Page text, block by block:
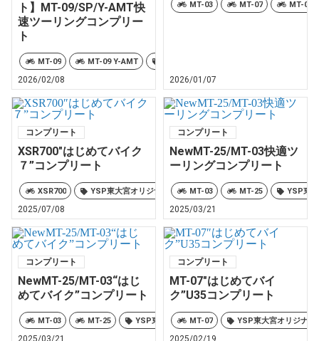
ト】MT-09/SP/Y-AMT快
速ツーリングコンプリー
ト
MT-09 MT-09 Y-AMT
2026/02/08
MT-03 MT-07 MT-07
2026/01/07
コンプリート
XSR700″はじめてバイク
７”コンプリート
XSR700 YSP東大宮オリジナル
2025/07/08
コンプリート
NewMT-25/MT-03快適ツ
ーリングコンプリート
MT-03 MT-25 YSP東
2025/03/21
コンプリート
NewMT-25/MT-03“はじ
めてバイク”コンプリート
MT-03 MT-25 YSP東大宮オリジナル
2025/03/21
コンプリート
MT-07″はじめてバイ
ク”U35コンプリート
MT-07 YSP東大宮オリジナル
2025/02/19